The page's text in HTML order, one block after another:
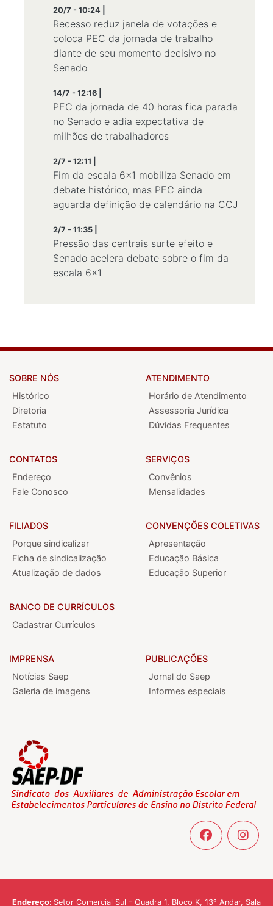
20/7 - 10:24 |
Recesso reduz janela de votações e
coloca PEC da jornada de trabalho
diante de seu momento decisivo no
Senado
14/7 - 12:16 |
PEC da jornada de 40 horas fica parada
no Senado e adia expectativa de
milhões de trabalhadores
2/7 - 12:11 |
Fim da escala 6x1 mobiliza Senado em
debate histórico, mas PEC ainda
aguarda definição de calendário na CCJ
2/7 - 11:35 |
Pressão das centrais surte efeito e
Senado acelera debate sobre o fim da
escala 6×1
SOBRE NÓS
Histórico
Diretoria
Estatuto
CONTATOS
Endereço
Fale Conosco
ATENDIMENTO
Horário de Atendimento
Assessoria Jurídica
Dúvidas Frequentes
SERVIÇOS
Convênios
Mensalidades
FILIADOS
Porque sindicalizar
Ficha de sindicalização
Atualização de dados
BANCO DE CURRÍCULOS
Cadastrar Currículos
CONVENÇÕES COLETIVAS
Apresentação
Educação Básica
Educação Superior
IMPRENSA
Notícias Saep
Galeria de imagens
PUBLICAÇÕES
Jornal do Saep
Informes especiais
Endereço: Setor Comercial Sul - Quadra 1, Bloco K, 13º Andar, Sala